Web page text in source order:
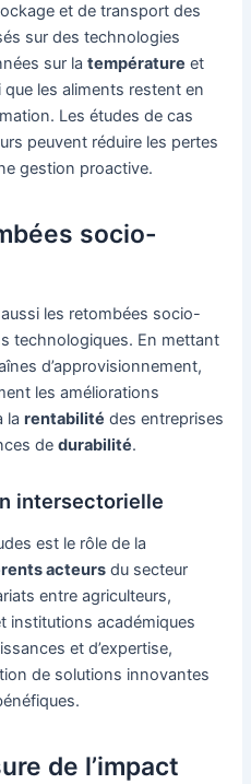
et de transport des
sur des technologies
sur latempérature et
les aliments restent en
Les études de cas
peuvent réduire les pertes
gestion proactive.
socio-
les retombées socio-
technologiques. En mettant
d’approvisionnement,
les améliorations
larentabilité des entreprises
dedurabilité.
intersectorielle
est le rôle de la
acteurs du secteur
entre agriculteurs,
institutions académiques
et d’expertise,
de solutions innovantes
de l’impact